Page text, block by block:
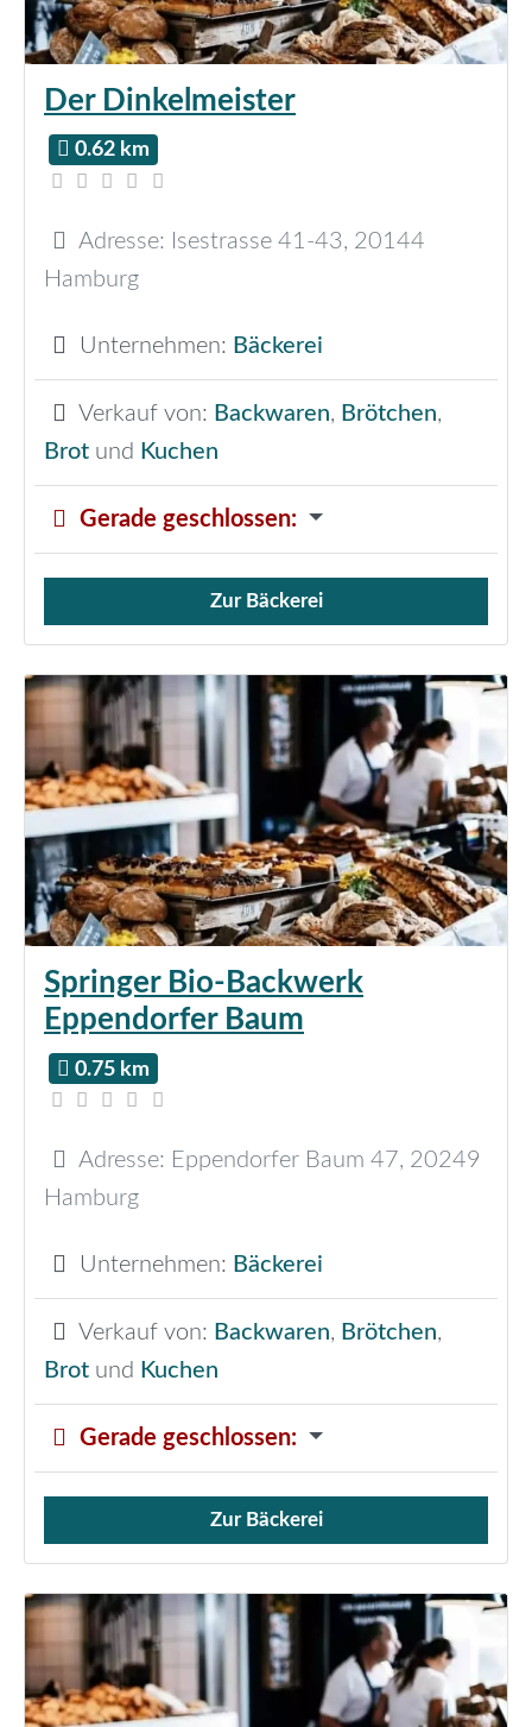
Der Dinkelmeister
0.62 km
Adresse: Isestrasse 41-43, 20144
Hamburg
Unternehmen: Bäckerei
Verkauf von: Backwaren, Brötchen,
Brot und Kuchen
Gerade geschlossen:
Verkauf von Brötchen,
Zur Bäckerei
Springer Bio-Backwerk
Eppendorfer Baum
0.75 km
Adresse: Eppendorfer Baum 47, 20249
Hamburg
Unternehmen: Bäckerei
Verkauf von: Backwaren, Brötchen,
Brot und Kuchen
Gerade geschlossen:
Verkauf von Brötchen,
Zur Bäckerei